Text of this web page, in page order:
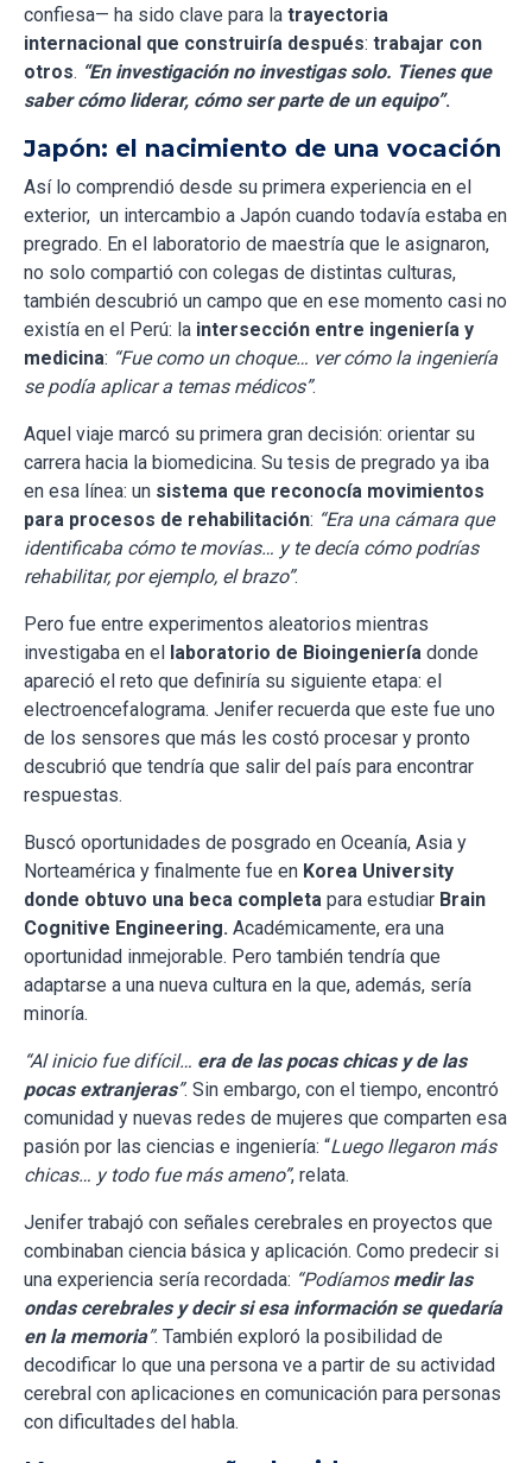
confiesa— ha sido clave para la trayectoria
internacional que construiría después: trabajar con
otros. “En investigación no investigas solo. Tienes que
saber cómo liderar, cómo ser parte de un equipo”.
Japón: el nacimiento de una vocación
Así lo comprendió desde su primera experiencia en el
exterior, un intercambio a Japón cuando todavía estaba en
pregrado. En el laboratorio de maestría que le asignaron,
no solo compartió con colegas de distintas culturas,
también descubrió un campo que en ese momento casi no
existía en el Perú: la intersección entre ingeniería y
medicina: “Fue como un choque… ver cómo la ingeniería
se podía aplicar a temas médicos”.
Aquel viaje marcó su primera gran decisión: orientar su
carrera hacia la biomedicina. Su tesis de pregrado ya iba
en esa línea: un sistema que reconocía movimientos
para procesos de rehabilitación: “Era una cámara que
identificaba cómo te movías… y te decía cómo podrías
rehabilitar, por ejemplo, el brazo”.
Pero fue entre experimentos aleatorios mientras
investigaba en el
laboratorio de Bioingeniería donde
apareció el reto que definiría su siguiente etapa: el
electroencefalograma. Jenifer recuerda que este fue uno
de los sensores que más les costó procesar y pronto
descubrió que tendría que salir del país para encontrar
respuestas.
Buscó oportunidades de posgrado en Oceanía, Asia y
Norteamérica y finalmente fue en Korea University
donde obtuvo una beca completa para estudiar Brain
Cognitive Engineering. Académicamente, era una
oportunidad inmejorable. Pero también tendría que
adaptarse a una nueva cultura en la que, además, sería
minoría.
“Al inicio fue difícil… era de las pocas chicas y de las
pocas extranjeras”. Sin embargo, con el tiempo, encontró
comunidad y nuevas redes de mujeres que comparten esa
pasión por las ciencias e ingeniería: “Luego llegaron más
chicas… y todo fue más ameno”, relata.
Jenifer trabajó con señales cerebrales en proyectos que
combinaban ciencia básica y aplicación. Como predecir si
una experiencia sería recordada: “Podíamos medir las
ondas cerebrales y decir si esa información se quedaría
en la memoria”. También exploró la posibilidad de
decodificar lo que una persona ve a partir de su actividad
cerebral con aplicaciones en comunicación para personas
con dificultades del habla.